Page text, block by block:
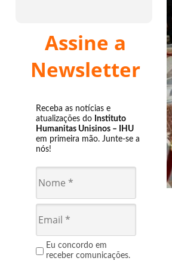
Assine a
Newsletter
Receba as notícias e
atualizações do Instituto
Humanitas Unisinos – IHU
em primeira mão. Junte-se a
nós!
Eu concordo em
receber comunicações.